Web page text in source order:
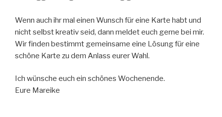
Wenn auch ihr mal einen Wunsch für eine Karte habt und
nicht selbst kreativ seid, dann meldet euch gerne bei mir.
Wir finden bestimmt gemeinsame eine Lösung für eine
schöne Karte zu dem Anlass eurer Wahl.
Ich wünsche euch ein schönes Wochenende.
Eure Mareike